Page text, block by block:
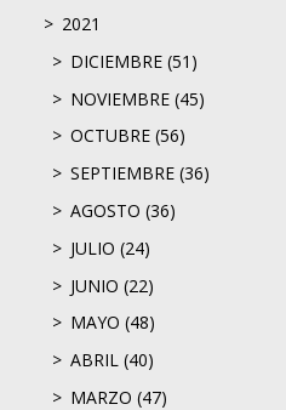
2021
DICIEMBRE (51)
NOVIEMBRE (45)
OCTUBRE (56)
SEPTIEMBRE (36)
AGOSTO (36)
JULIO (24)
JUNIO (22)
MAYO (48)
ABRIL (40)
MARZO (47)